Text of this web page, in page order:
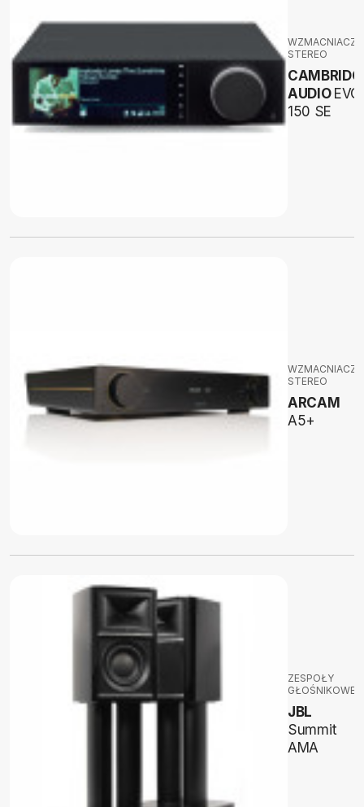
WZMACNIACZE
STEREO
AUDIO EVO
150 SE
WZMACNIACZE
STEREO
ARCAM
A5+
ZESPOŁY
GŁOŚNIKOWE
JBL
Summit
AMA